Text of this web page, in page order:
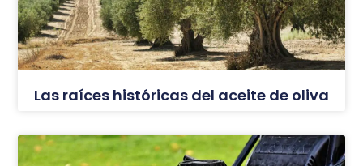
Las raíces históricas del aceite de oliva